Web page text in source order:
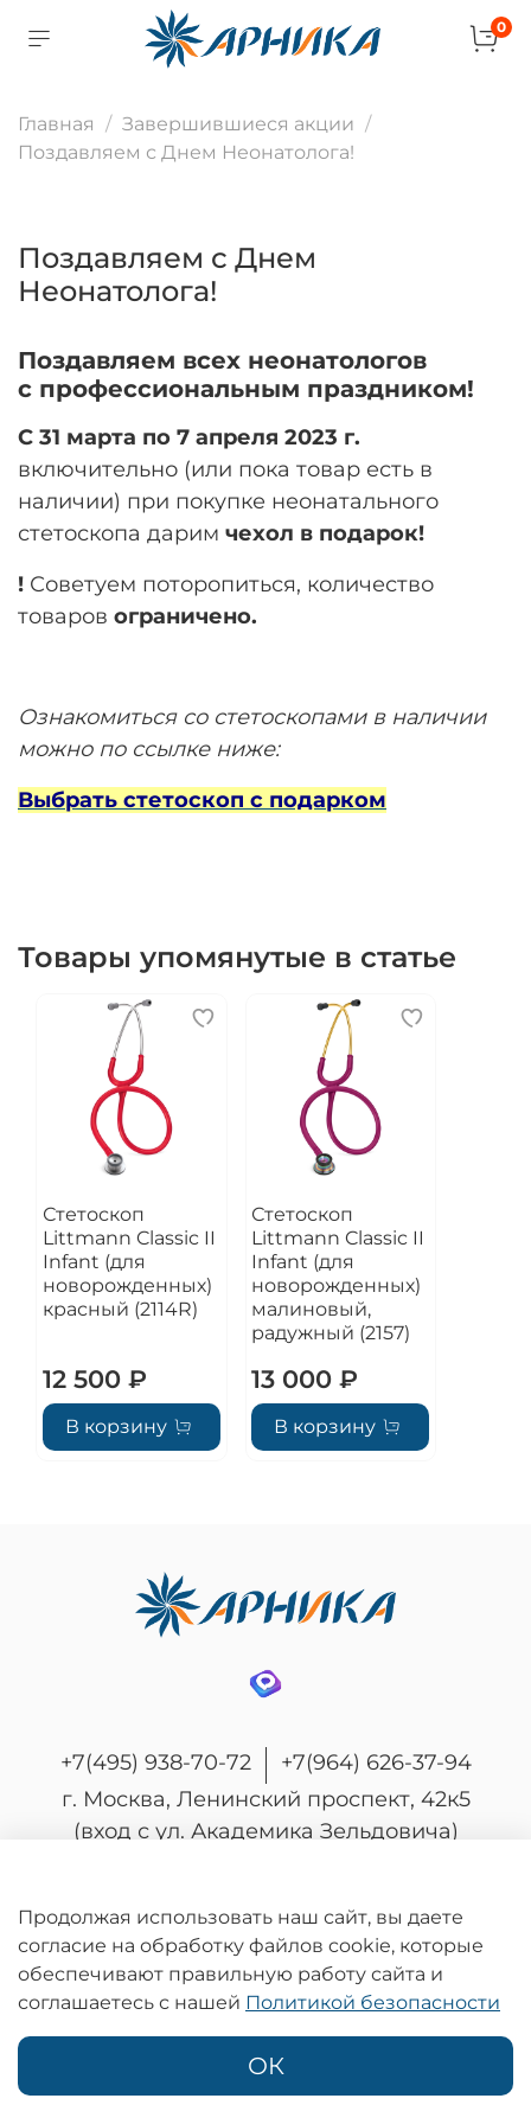
0
Главная
Завершившиеся акции
Поздавляем с Днем Неонатолога!
Поздавляем с Днем
Неонатолога!
Поздавляем всех неонатологов
с профессиональным праздником!
С 31 марта по 7 апреля 2023 г.
включительно (или пока товар есть в
наличии) при покупке неонатального
стетоскопа дарим чехол в подарок!
! Советуем поторопиться, количество
товаров ограничено.
Ознакомиться со стетоскопами в наличии
можно по ссылке ниже:
Выбрать стетоскоп с подарком
Товары упомянутые в статье
Стетоскоп
Littmann Classic II
Infant (для
новорожденных)
красный (2114R)
12 500 ₽
В корзину
Стетоскоп
Littmann Classic II
Infant (для
новорожденных)
малиновый,
радужный (2157)
13 000 ₽
В корзину
+7(495) 938-70-72
+7(964) 626-37-94
г. Москва, Ленинский проспект, 42к5
(вход с ул. Академика Зельдовича)
© 2026 Любое использование контента без
письменного разрешения запрещено
Информация на сайте носит информационный характер и не является
Гражданского кодекса Российской Федерации.
Политика конфиденциальности
Продолжая использовать наш сайт, вы даете
согласие на обработку файлов cookie, которые
обеспечивают правильную работу сайта и
соглашаетесь с нашей Политикой безопасности
ОК